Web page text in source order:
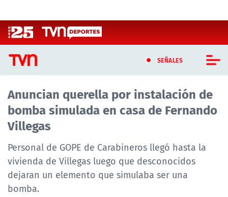
SEÑALES
CASTING MASTERCHEF CHILE
CASTING TVN VERTICAL
TVN VERTICAL
TVN PLAY
PROGRAMAS
Anuncian querella por instalación de
bomba simulada en casa de Fernando
Villegas
Personal de GOPE de Carabineros llegó hasta la
vivienda de Villegas luego que desconocidos
dejaran un elemento que simulaba ser una
bomba.